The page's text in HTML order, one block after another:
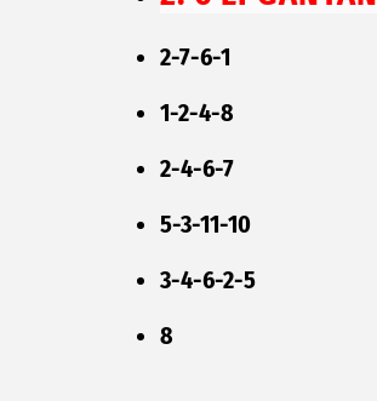
2-7-6-1
1-2-4-8
2-4-6-7
5-3-11-10
3-4-6-2-5
8